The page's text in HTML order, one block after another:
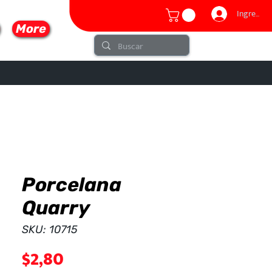
More
Ingresar
Porcelana
Quarry
SKU: 10715
$2,80